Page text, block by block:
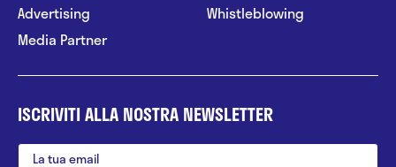
Advertising
Media Partner
Whistleblowing
ISCRIVITI ALLA NOSTRA NEWSLETTER